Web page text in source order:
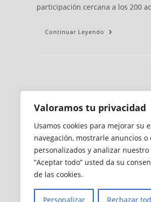
Valoramos tu privacidad
Usamos cookies para mejorar su
navegación, mostrarle anuncios o
personalizados y analizar
“Aceptar todo” usted da su
de las cookies.
Personalizar Rechazar
participación cercana a los 200
Continuar Leyendo